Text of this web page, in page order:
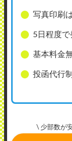
写真印刷
5日程度で
基本料金
投函代行
\ 少部数が